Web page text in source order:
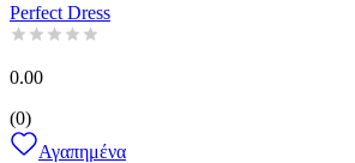
Perfect Dress
0.00
(0)
Αγαπημένα